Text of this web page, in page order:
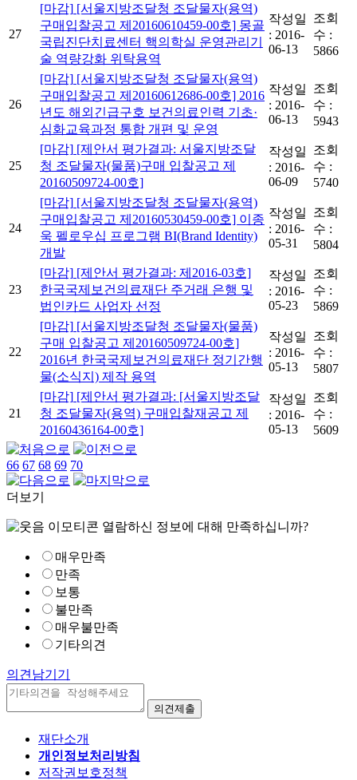
27
[마감] [서울지방조달청 조달물자(용역)
구매입찰공고 제20160610459-00호] 몽골
국립진단치료센터 핵의학실 운영관리기
술 역량강화 위탁용역
작성일
: 2016-
06-13
조회
수 :
5866
26
[마감] [서울지방조달청 조달물자(용역)
구매입찰공고 제20160612686-00호] 2016
년도 해외긴급구호 보건의료인력 기초·
심화교육과정 통합 개편 및 운영
작성일
: 2016-
06-13
조회
수 :
5943
25
[마감] [제안서 평가결과: 서울지방조달
청 조달물자(물품)구매 입찰공고 제
20160509724-00호]
작성일
: 2016-
06-09
조회
수 :
5740
24
[마감] [서울지방조달청 조달물자(용역)
구매입찰공고 제20160530459-00호] 이종
욱 펠로우십 프로그램 BI(Brand Identity)
개발
작성일
: 2016-
05-31
조회
수 :
5804
23
[마감] [제안서 평가결과: 제2016-03호]
한국국제보건의료재단 주거래 은행 및
법인카드 사업자 선정
작성일
: 2016-
05-23
조회
수 :
5869
22
[마감] [서울지방조달청 조달물자(물품)
구매 입찰공고 제20160509724-00호]
2016년 한국국제보건의료재단 정기간행
물(소식지) 제작 용역
작성일
: 2016-
05-13
조회
수 :
5807
21
[마감] [제안서 평가결과: [서울지방조달
청 조달물자(용역) 구매입찰재공고 제
20160436164-00호]
작성일
: 2016-
05-13
조회
수 :
5609
66 67 68 69 70
더보기
열람하신 정보에 대해 만족하십니까?
매우만족
만족
보통
불만족
매우불만족
기타의견
의견남기기
재단소개
개인정보처리방침
저작권보호정책